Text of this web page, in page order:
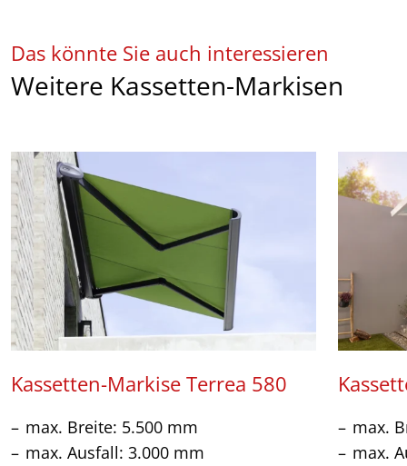
Das könnte Sie auch interessieren
Weitere Kassetten-Markisen
Kassetten-Markise Terrea 580
max. Breite: 5.500 mm
max. Ausfall: 3.000 mm
max.
max.